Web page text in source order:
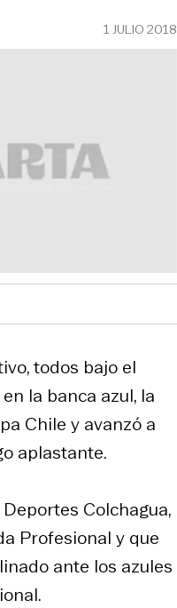
1 JULIO 2018
todos bajo el
la banca azul, la
Chile y avanzó a
aplastante.
Colchagua,
Profesional y que
ante los azules